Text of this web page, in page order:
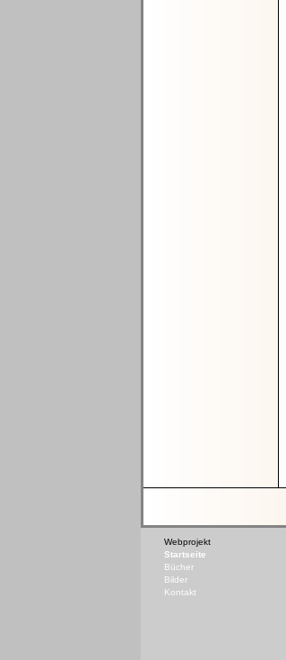
Webprojekt
Startseite
Bücher
Bilder
Kontakt